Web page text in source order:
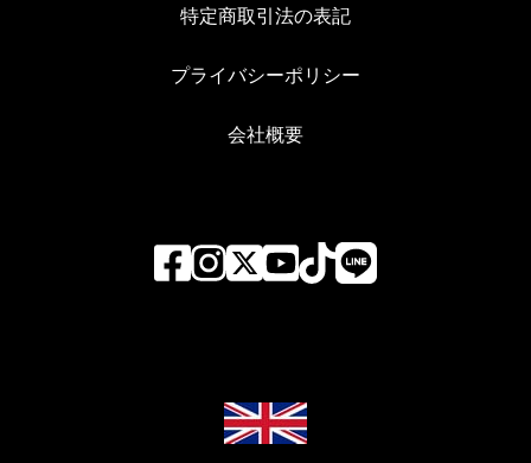
特定商取引法の表記
プライバシーポリシー
会社概要